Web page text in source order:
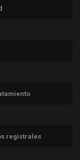
registrales